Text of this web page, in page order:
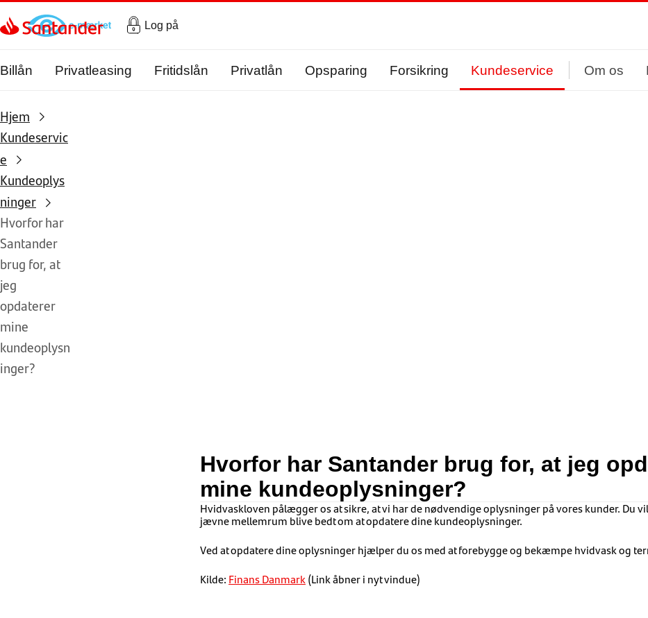
Gå til hovedindholdet
Log på
Billån Privatleasing Fritidslån Privatlån Opsparing Forsikring Kundeservice Om os
Hjem
Kundeservic
e
Kundeoplys
ninger
Hvorfor har
Santander
brug for, at
jeg
opdaterer
mine
kundeoplysn
inger?
Hvorfor har Santander brug for, at jeg
mine kundeoplysninger?
Hvidvaskloven pålægger os at sikre, at vi har de nødvendige oplysninger på vores kunder. Du
jævne mellemrum blive bedt om at opdatere dine kundeoplysninger.
Ved at opdatere dine oplysninger hjælper du os med at forebygge og bekæmpe hvidvask og
Kilde: Finans Danmark(Link åbner i nyt vindue)